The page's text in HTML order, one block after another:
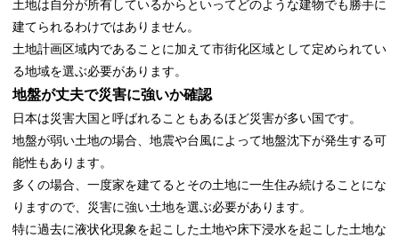
土地は自分が所有しているからといってどのような建物でも勝手に
建てられるわけではありません。
土地計画区域内であることに加えて市街化区域として定められてい
る地域を選ぶ必要があります。
地盤が丈夫で災害に強いか確認
日本は災害大国と呼ばれることもあるほど災害が多い国です。
地盤が弱い土地の場合、地震や台風によって地盤沈下が発生する可
能性もあります。
多くの場合、一度家を建てるとその土地に一生住み続けることにな
りますので、災害に強い土地を選ぶ必要があります。
特に過去に液状化現象を起こした土地や床下浸水を起こした土地な